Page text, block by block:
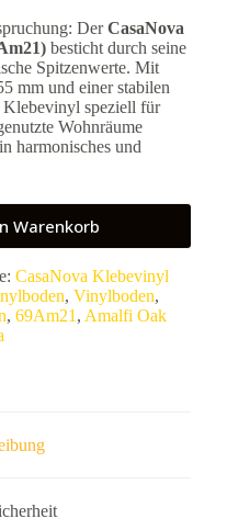
DerCasaNova
besticht durch seine
Spitzenwerte. Mit
mm und einer stabilen
Klebevinyl speziell für
Wohnräume
harmonisches und
Warenkorb
CasaNova Klebevinyl
, Vinylboden,
, 69Am21 , Amalfi Oak